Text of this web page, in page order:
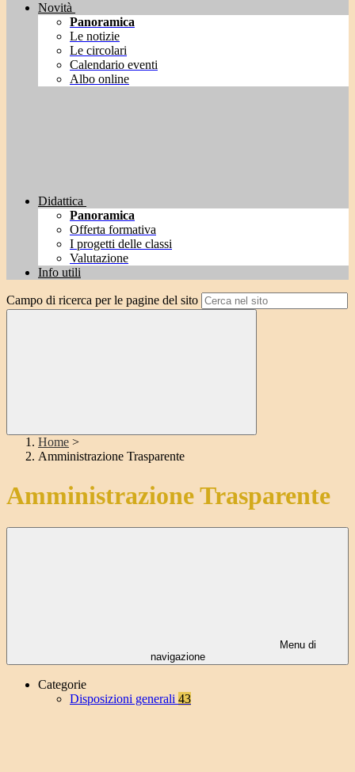
Novità
Panoramica
Le notizie
Le circolari
Calendario eventi
Albo online
Didattica
Panoramica
Offerta formativa
I progetti delle classi
Valutazione
Info utili
Campo di ricerca per le pagine del sito
Home >
Amministrazione Trasparente
Amministrazione Trasparente
Menu di
navigazione
Categorie
Disposizioni generali 43